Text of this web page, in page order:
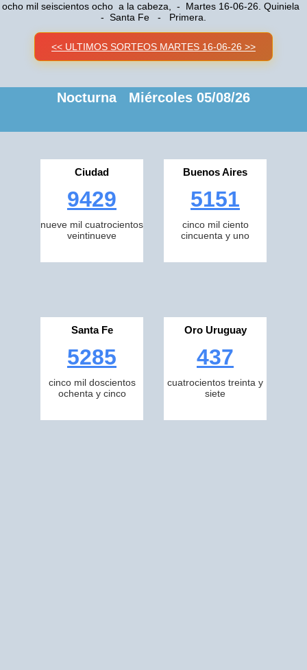
ocho mil seiscientos ocho a la cabeza, - Martes 16-06-26. Quiniela
- Santa Fe - Primera.
<< ULTIMOS SORTEOS MARTES 16-06-26 >>
Nocturna Miércoles 05/08/26
Ciudad
9429
nueve mil cuatrocientos
veintinueve
Buenos Aires
5151
cinco mil ciento
cincuenta y uno
Santa Fe
5285
cinco mil doscientos
ochenta y cinco
Oro Uruguay
437
cuatrocientos treinta y
siete